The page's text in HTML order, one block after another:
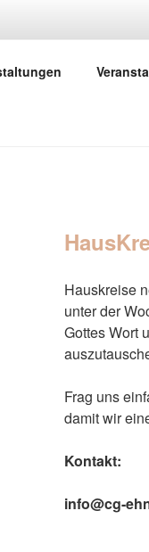
Hauskreise
unter der
Gottes Wort
Frag uns
damit wir
Kontakt:
info@cg-